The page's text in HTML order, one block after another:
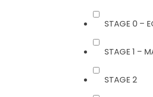
STAGE 0 –
STAGE 1 –
STAGE 2